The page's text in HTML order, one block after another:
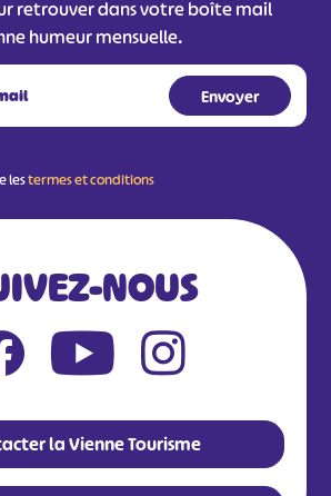
retrouver dans votre boîte mail
humeur mensuelle.
lestermes et conditions
NOUS
la Vienne Tourisme